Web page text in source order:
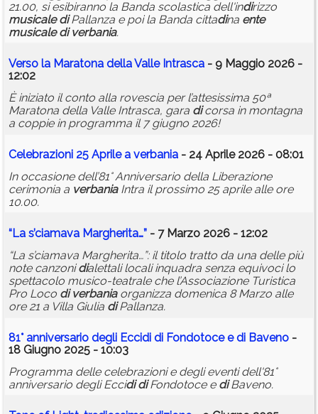
21.00, si esibiranno la Banda scolastica dell'indirizzo
musicale diPallanza e poi la Banda cittadina ente
musicale di verbania.
Verso la Maratona della Valle Intrasca - 9 Maggio 2026 -
12:02
È iniziato il conto alla rovescia per l’attesissima 50ª
Maratona della Valle Intrasca, gara dicorsa in montagna
a coppie in programma il 7 giugno 2026!
Celebrazioni 25 Aprile a verbania - 24 Aprile 2026 - 08:01
In occasione dell’81° Anniversario della Liberazione
cerimonia a verbaniaIntra il prossimo 25 aprile alle ore
10.00.
“La s’ciamava Margherita…” - 7 Marzo 2026 - 12:02
“La s’ciamava Margherita…”: il titolo tratto da una delle più
note canzonidialettali locali inquadra senza equivoci lo
spettacolo musico-teatrale che l’Associazione Turistica
Pro Loco di verbaniaorganizza domenica 8 Marzo alle
ore 21 a Villa Giulia diPallanza.
81° anniversario degli Eccidi di Fondotoce edi Baveno -
18 Giugno 2025 - 10:03
Programma delle celebrazioni e degli eventi dell'81°
anniversario degli Eccidi diFondotoce e diBaveno.